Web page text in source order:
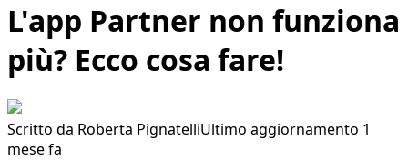
L'app Partner non funziona
più? Ecco cosa fare!
Scritto da Roberta PignatelliUltimo aggiornamento 1
mese fa